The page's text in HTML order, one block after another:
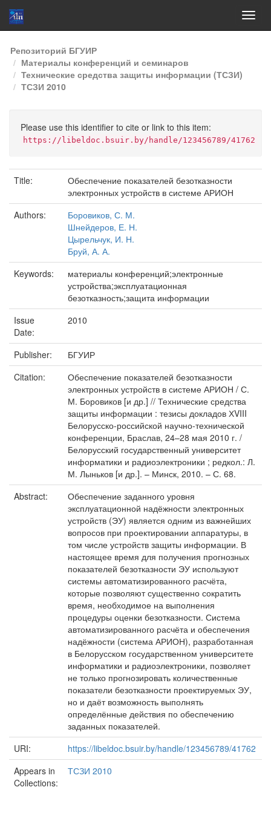
Skip
navigation
Репозиторий БГУИР
Материалы конференций и семинаров
Технические средства защиты информации (ТСЗИ)
ТСЗИ 2010
Please use this identifier to cite or link to this item:
https://libeldoc.bsuir.by/handle/123456789/41762
Title:
Обеспечение показателей безотказности
электронных устройств в системе АРИОН
Authors:
Боровиков, С. М.
Шнейдеров, Е. Н.
Цырельчук, И. Н.
Бруй, А. А.
Keywords:
материалы конференций;электронные
устройства;эксплуатационная
безотказность;защита информации
Issue
Date:
2010
Publisher:
БГУИР
Citation:
Обеспечение показателей безотказности
электронных устройств в системе АРИОН / С.
М. Боровиков [и др.] // Технические средства
защиты информации : тезисы докладов ХVIII
Белорусско-российской научно-технической
конференции, Браслав, 24–28 мая 2010 г. /
Белорусский государственный университет
информатики и радиоэлектроники ; редкол.: Л.
М. Лыньков [и др.]. – Минск, 2010. – С. 68.
Abstract:
Обеспечение заданного уровня
эксплуатационной надёжности электронных
устройств (ЭУ) является одним из важнейших
вопросов при проектировании аппаратуры, в
том числе устройств защиты информации. В
настоящее время для получения прогнозных
показателей безотказности ЭУ используют
системы автоматизированного расчёта,
которые позволяют существенно сократить
время, необходимое на выполнения
процедуры оценки безотказности. Система
автоматизированного расчёта и обеспечения
надёжности (система АРИОН), разработанная
в Белорусском государственном университете
информатики и радиоэлектроники, позволяет
не только прогнозировать количественные
показатели безотказности проектируемых ЭУ,
но и даёт возможность выполнять
определённые действия по обеспечению
заданных показателей.
URI:
https://libeldoc.bsuir.by/handle/123456789/41762
Appears in
Collections:
ТСЗИ 2010